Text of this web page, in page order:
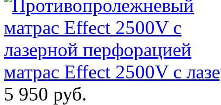
матрас Effect 2500V с
5 950 руб.